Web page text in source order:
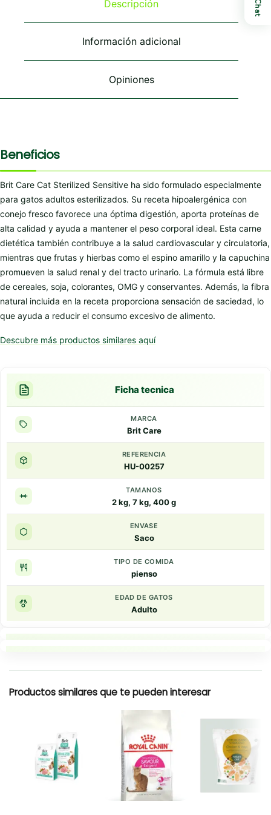
Descripción
Información adicional
Opiniones
Beneficios
Brit Care Cat Sterilized Sensitive ha sido formulado especialmente
para gatos adultos esterilizados. Su receta hipoalergénica con
conejo fresco favorece una óptima digestión, aporta proteínas de
alta calidad y ayuda a mantener el peso corporal ideal. Esta carne
dietética también contribuye a la salud cardiovascular y circulatoria,
mientras que frutas y hierbas como el espino amarillo y la capuchina
promueven la salud renal y del tracto urinario. La fórmula está libre
de cereales, soja, colorantes, OMG y conservantes. Además, la fibra
natural incluida en la receta proporciona sensación de saciedad, lo
que ayuda a reducir el consumo excesivo de alimento.
Descubre más productos similares aquí
Ficha tecnica
MARCA
Brit Care
REFERENCIA
HU-00257
TAMANOS
2 kg, 7 kg, 400 g
ENVASE
Saco
TIPO DE COMIDA
pienso
EDAD DE GATOS
Adulto
Productos similares que te pueden interesar
Chat